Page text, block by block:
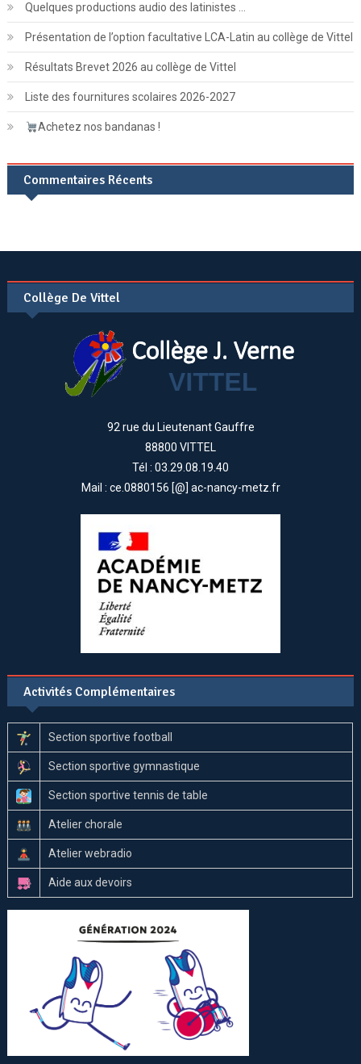
Quelques productions audio des latinistes …
Présentation de l’option facultative LCA-Latin au collège de Vittel
Résultats Brevet 2026 au collège de Vittel
Liste des fournitures scolaires 2026-2027
Achetez nos bandanas !
Commentaires Récents
Collège De Vittel
92 rue du Lieutenant Gauffre
88800 VITTEL
Tél : 03.29.08.19.40
Mail : ce.0880156 [@] ac-nancy-metz.fr
Activités Complémentaires
Section sportive football
Section sportive gymnastique
Section sportive tennis de table
Atelier chorale
Atelier webradio
Aide aux devoirs